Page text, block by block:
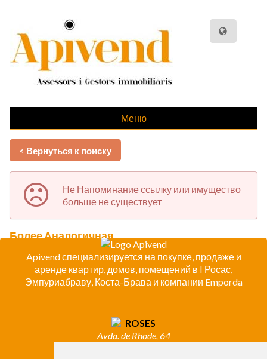
Меню
< Вернуться к поиску
Не Напоминание ссылку или имущество
больше не существует
Более Аналогичная
Apivend специализируется на покупке, продаже и
аренде квартир, домов, помещений в I Росас,
Эмпуриабраву, Коста-Брава и компании Emporda
ROSES
Avda. de Rhode, 64